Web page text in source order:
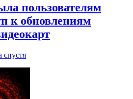
пользователям
к обновлениям
спустя